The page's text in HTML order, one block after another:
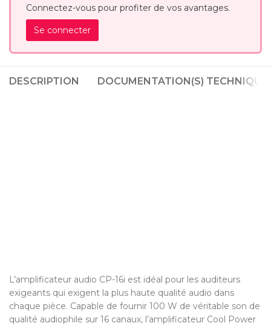
Connectez-vous pour profiter de vos avantages.
Se connecter
DESCRIPTION DOCUMENTATION(S)
L’amplificateur audio CP-16i est idéal pour les auditeurs
exigeants qui exigent la plus haute qualité audio dans
chaque pièce. Capable de fournir 100 W de véritable son de
qualité audiophile sur 16 canaux, l’amplificateur Cool Power